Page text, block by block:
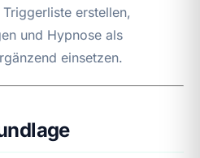
erstellen,
und Hypnose als
einsetzen.